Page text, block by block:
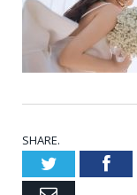
SHARE.
Twitter